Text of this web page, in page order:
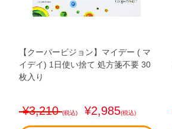
【クーパービジョン】マイデー ( マ
イデイ) 1日使い捨て 処方箋不要 30
枚入り
¥3,210(税込) ¥2,985(税込)